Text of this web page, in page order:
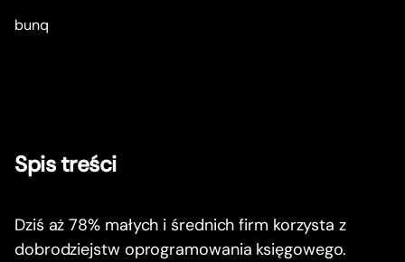
bunq
Spis treści
Dziś aż 78% małych i średnich firm korzysta z
dobrodziejstw oprogramowania księgowego.